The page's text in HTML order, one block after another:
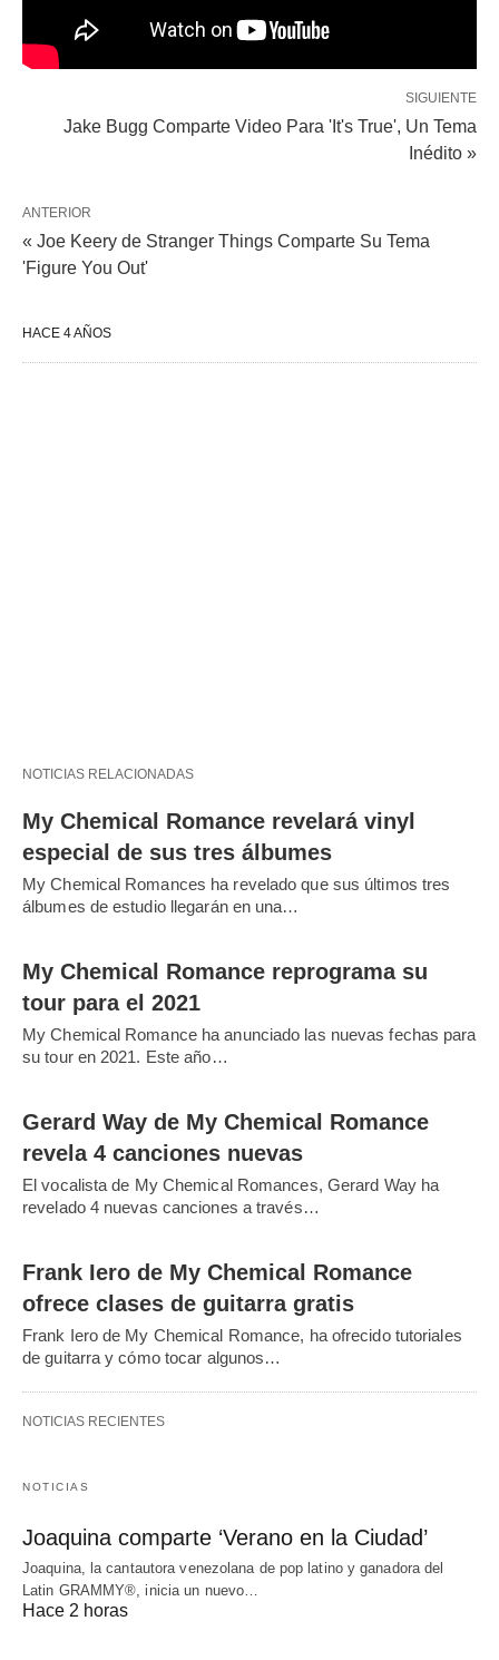
SIGUIENTE
Jake Bugg Comparte Video Para 'It's True', Un Tema
Inédito »
ANTERIOR
« Joe Keery de Stranger Things Comparte Su Tema
'Figure You Out'
HACE 4 AÑOS
NOTICIAS RELACIONADAS
My Chemical Romance revelará vinyl
especial de sus tres álbumes
My Chemical Romances ha revelado que sus últimos tres
álbumes de estudio llegarán en una…
My Chemical Romance reprograma su
tour para el 2021
My Chemical Romance ha anunciado las nuevas fechas para
su tour en 2021. Este año…
Gerard Way de My Chemical Romance
revela 4 canciones nuevas
El vocalista de My Chemical Romances, Gerard Way ha
revelado 4 nuevas canciones a través…
Frank Iero de My Chemical Romance
ofrece clases de guitarra gratis
Frank Iero de My Chemical Romance, ha ofrecido tutoriales
de guitarra y cómo tocar algunos…
NOTICIAS RECIENTES
NOTICIAS
Joaquina comparte ‘Verano en la Ciudad’
Joaquina, la cantautora venezolana de pop latino y ganadora del
Latin GRAMMY®, inicia un nuevo…
Hace 2 horas